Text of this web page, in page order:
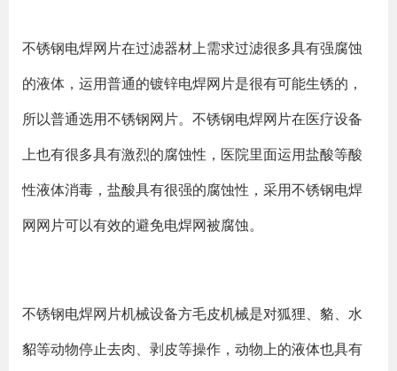
不锈钢电焊网片在过滤器材上需求过滤很多具有强腐蚀
的液体，运用普通的镀锌电焊网片是很有可能生锈的，
所以普通选用不锈钢网片。不锈钢电焊网片在医疗设备
上也有很多具有激烈的腐蚀性，医院里面运用盐酸等酸
性液体消毒，盐酸具有很强的腐蚀性，采用不锈钢电焊
网网片可以有效的避免电焊网被腐蚀。
不锈钢电焊网片机械设备方毛皮机械是对狐狸、貉、水
貂等动物停止去肉、剥皮等操作，动物上的液体也具有